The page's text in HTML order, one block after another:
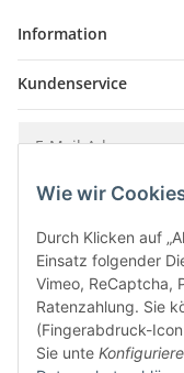
Information
Kundenservice
Bitte senden Sie mir
Wie wir
Durch Klicken auf
Einsatz folgender
Vimeo, ReCaptcha,
Ratenzahlung. Sie
(Fingerabdruck-
Sie unte